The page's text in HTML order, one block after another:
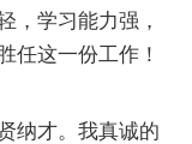
，学习能力强，
任这一份工作！
纳才。我真诚的